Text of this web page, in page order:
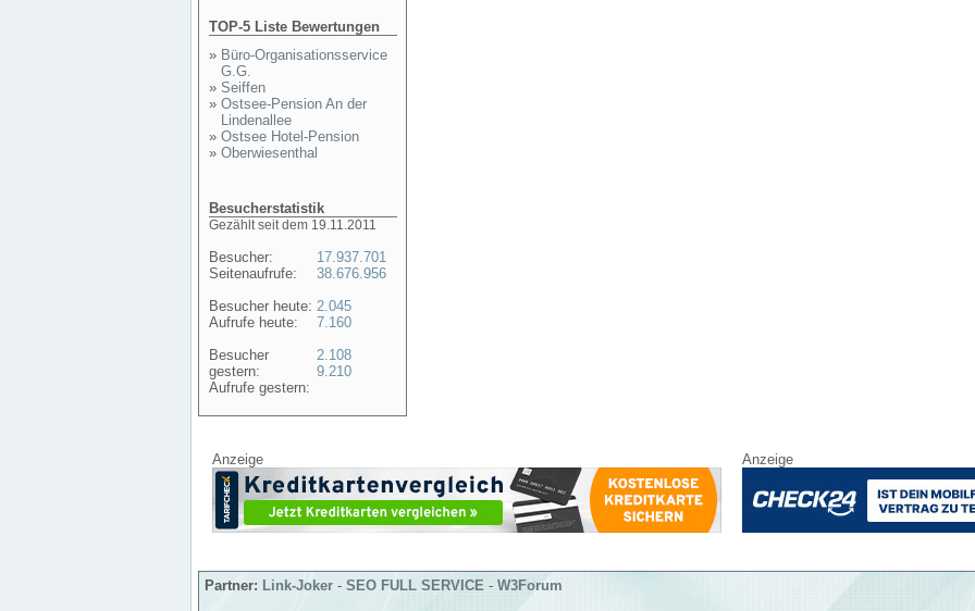
TOP-5 Liste Bewertungen
» Büro-Organisationsservice
G.G.
» Seiffen
» Ostsee-Pension An der
Lindenallee
» Ostsee Hotel-Pension
» Oberwiesenthal
Besucherstatistik
Gezählt seit dem 19.11.2011
Besucher:
Seitenaufrufe:
Besucher heute:
Aufrufe heute:
Besucher
gestern:
Aufrufe gestern:
17.937.701
38.676.956
2.045
7.160
2.108
9.210
Anzeige Anzeige
Partner: Link-Joker - SEO FULL SERVICE - W3Forum